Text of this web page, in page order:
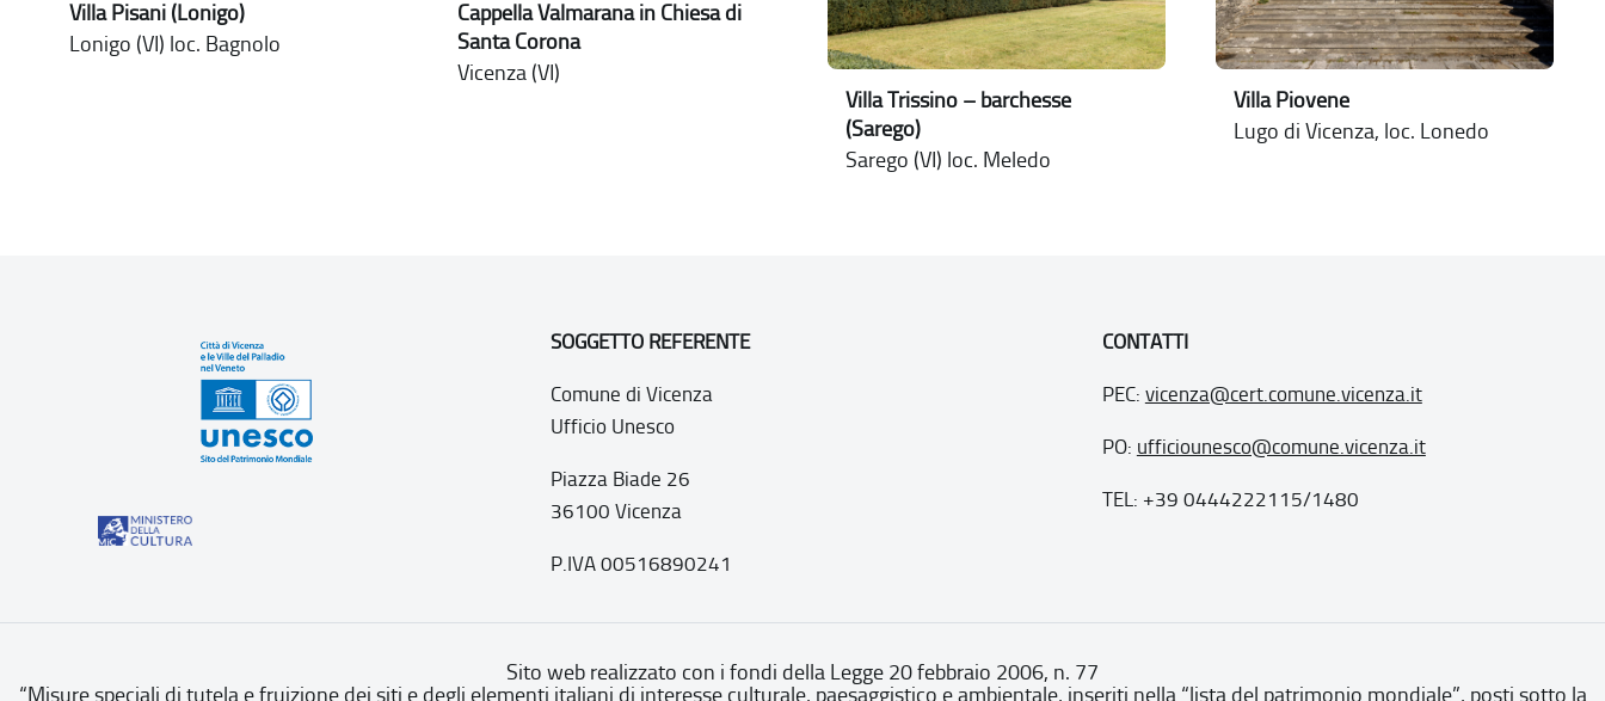
Villa Pisani (Lonigo)
Lonigo (VI) loc. Bagnolo
Cappella Valmarana in Chiesa di
Santa Corona
Vicenza (VI)
Villa Trissino – barchesse
(Sarego)
Sarego (VI) loc. Meledo
Villa Piovene
Lugo di Vicenza, loc. Lonedo
SOGGETTO REFERENTE
Comune di Vicenza
Ufficio Unesco
Piazza Biade 26
36100 Vicenza
P.IVA 00516890241
CONTATTI
PEC: vicenza@cert.comune.vicenza.it
PO: ufficiounesco@comune.vicenza.it
TEL: +39 0444222115/1480
Sito web realizzato con i fondi della Legge 20 febbraio 2006, n. 77
“Misure speciali di tutela e fruizione dei siti e degli elementi italiani di interesse culturale, paesaggistico e ambientale, inseriti nella “lista del patrimonio mondiale”, posti sotto la